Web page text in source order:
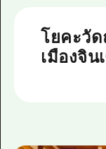
โยคะวั
เมืองจิน